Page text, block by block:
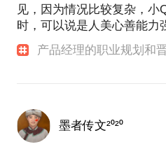
见，因为情况比较复杂，小
时，可以说是人美心善能力
产品经理的职业规划和
墨者传文²⁰²⁰